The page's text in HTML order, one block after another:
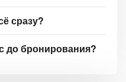
сразу?
до бронирования?